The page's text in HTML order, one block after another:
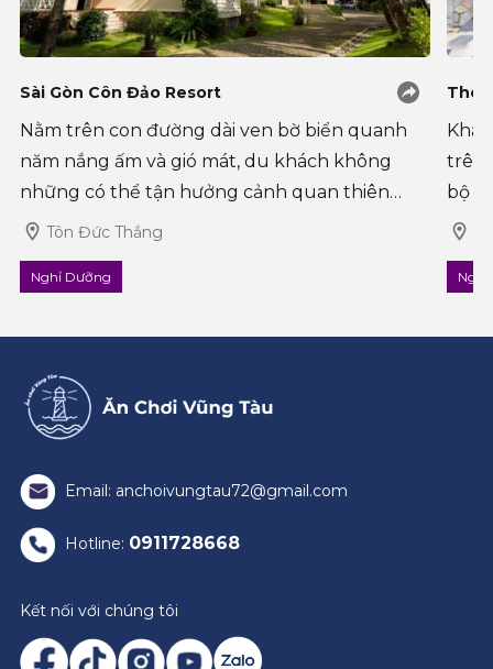
Sài Gòn Côn Đảo Resort
Nằm trên con đường dài ven bờ biển quanh
năm nắng ấm và gió mát, du khách không
những có thể tận hưởng cảnh quan thiên
nhiên tươi đẹp, không gian yên bình mà còn
hấp d�
Tôn Đức Thắng
Nghỉ Dưỡng
The
trên
bộ
bài
Nghỉ
Email: anchoivungtau72@gmail.com
Hotline: 0911728668
Kết nối với chúng tôi